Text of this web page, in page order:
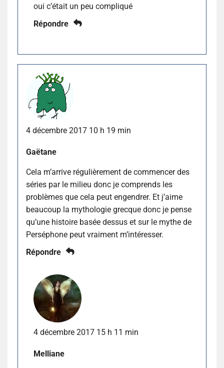
oui c’était un peu compliqué
Répondre
4 décembre 2017 10 h 19 min
Gaëtane
Cela m’arrive régulièrement de commencer des
séries par le milieu donc je comprends les
problèmes que cela peut engendrer. Et j’aime
beaucoup la mythologie grecque donc je pense
qu’une histoire basée dessus et sur le mythe de
Perséphone peut vraiment m’intéresser.
Répondre
4 décembre 2017 15 h 11 min
Melliane